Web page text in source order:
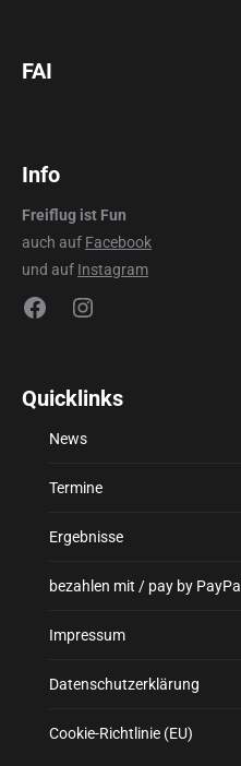
FAI
Info
Freiflug ist Fun
auch auf Facebook
und auf Instagram
FacebookInstagram
Quicklinks
News
Termine
Ergebnisse
bezahlen mit / pay by PayPal
Impressum
Datenschutzerklärung
Cookie-Richtlinie (EU)